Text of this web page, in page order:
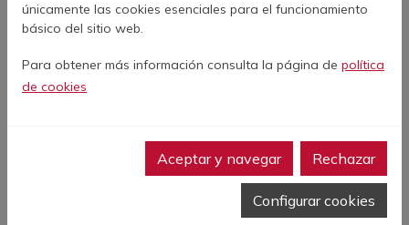
Mujer viuda, sin
pensión y con un hijo
con autismo necesita
ayuda para pagar el
alquiler. Caso
nº71.892
únicamente las cookies esenciales para el funcionamiento
básico del sitio web.
Para obtener más información consulta la página de política
de cookies
Aceptar y navegar Rechazar
Configurar cookies